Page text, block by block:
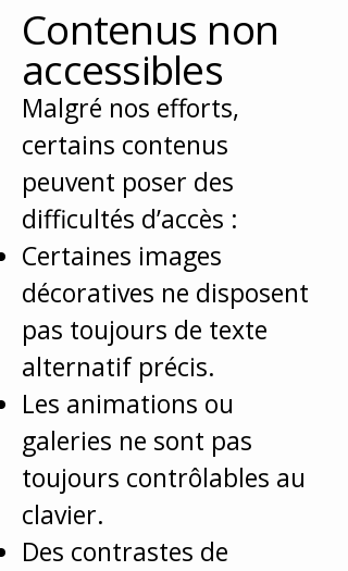
Contenus non
accessibles
Malgré nos efforts,
certains contenus
peuvent poser des
difficultés d’accès :
Certaines images
décoratives ne disposent
pas toujours de texte
alternatif précis.
Les animations ou
galeries ne sont pas
toujours contrôlables au
clavier.
Des contrastes de